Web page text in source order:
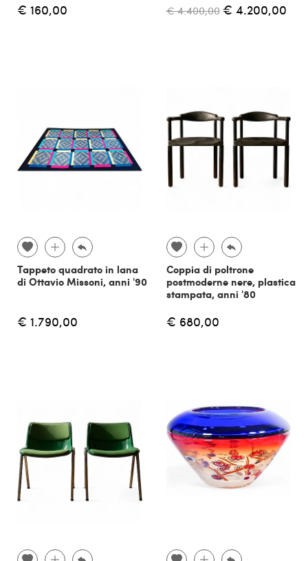
€ 160,00 € 4.400,00 € 4.200,00
Tappeto quadrato in lana
di Ottavio Missoni, anni '90
€ 1.790,00
Coppia di poltrone
postmoderne nere, plastica
stampata, anni '80
€ 680,00